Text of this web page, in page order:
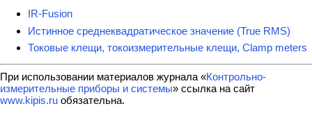
IR-Fusion
Истинное среднеквадратическое значение (True RMS)
Токовые клещи, токоизмерительные клещи, Clamp meters
При использовании материалов журнала «Контрольно-
измерительные приборы и системы» ссылка на сайт
www.kipis.ru обязательна.